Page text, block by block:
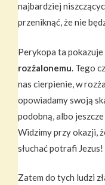
najbardziej
przeniknąć, że nie
Perykopa ta pokazuje
rozżalonemu. Tego
nas cierpienie, w
opowiadamy swoją
podobną, albo
Widzimy przy okazji,
słuchać potrafi Jezus!
Zatem do tych ludzi